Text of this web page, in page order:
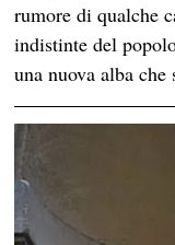
rumore di qualche
indistinte del
una nuova alba